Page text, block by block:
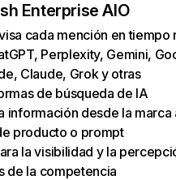
Enterprise AIO
cada mención en tiempo
Perplexity, Gemini,
Claude, Grok y otras
de búsqueda de IA
información desde la marca
producto o prompt
la visibilidad y la
de la competencia